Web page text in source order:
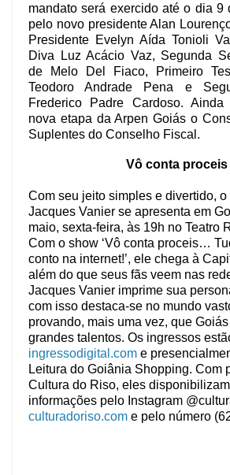
mandato será exercido até o dia 9
pelo novo presidente Alan
Presidente Evelyn Aída Tonioli
Diva Luz Acácio Vaz, Segunda
de Melo Del Fiaco, Primeiro
Teodoro Andrade Pena e
Frederico Padre Cardoso.
nova etapa da Arpen Goiás o
Suplentes do Conselho Fiscal.
Vô conta proceis
Com seu jeito simples e divertido,
Jacques Vanier se apresenta em
maio, sexta-feira, às 19h no Teatro
Com o show ‘Vô conta proceis…
conto na internet!’, ele chega à
além do que seus fãs veem nas
Jacques Vanier imprime sua
com isso destaca-se no mundo
provando, mais uma vez, que
grandes talentos. Os ingressos
ingressodigital.com e
Leitura do Goiânia Shopping. Com
Cultura do Riso, eles
informações pelo Instagram
culturadoriso.com e pelo número